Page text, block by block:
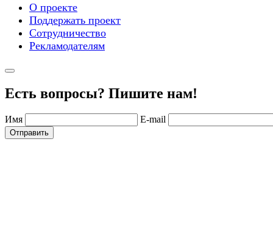
О проекте
Поддержать проект
Сотрудничество
Рекламодателям
Есть вопросы? Пишите нам!
Имя E-mail